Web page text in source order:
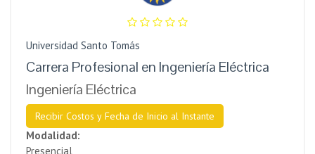
Universidad Santo Tomás
Carrera Profesional en Ingeniería Eléctrica
Ingeniería Eléctrica
Recibir Costos y Fecha de Inicio al Instante
Modalidad:
Presencial